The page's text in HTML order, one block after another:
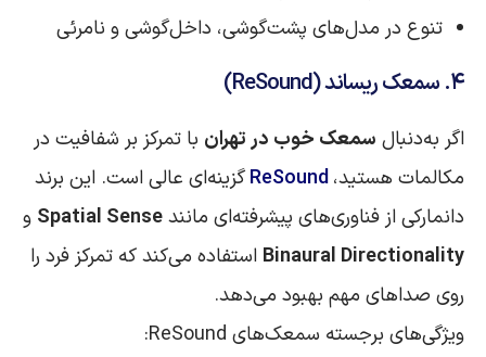
تنوع در مدل‌های پشت‌گوشی، داخل‌گوشی و نامرئی
۴. سمعک ریساند (ReSound)
اگر به‌دنبال سمعک خوب در تهران با تمرکز بر شفافیت در
مکالمات هستید،
گزینه‌ای عالی است. این برند
دانمارکی از فناوری‌های پیشرفته‌ای مانندSpatial Sense و
Binaural Directionality استفاده می‌کند که تمرکز فرد را
روی صداهای مهم بهبود می‌دهد.
ویژگی‌های برجسته سمعک‌های ReSound: